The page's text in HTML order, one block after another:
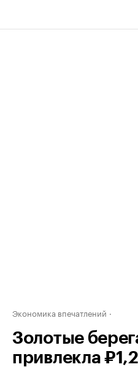
Экономика впечатлений
Золотые
привлекла